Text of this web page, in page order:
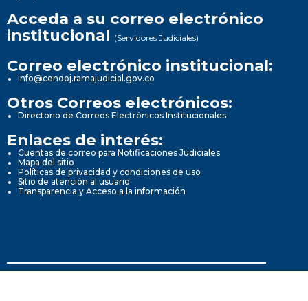
Acceda a su correo electrónico
institucional (Servidores Judiciales)
Correo electrónico institucional:
info@cendoj.ramajudicial.gov.co
Otros Correos electrónicos:
Directorio de Correos Electrónicos Institucionales
Enlaces de interés:
Cuentas de correo para Notificaciones Judiciales
Mapa del sitio
Políticas de privacidad y condiciones de uso
Sitio de atención al usuario
Transparencia y Acceso a la información